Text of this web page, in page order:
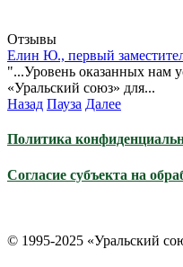
Отзывы
Елин Ю., первый
"...Уровень оказанных нам
«Уральский союз» для...
Назад Пауза Далее
Политика
Согласие субъекта на
© 1995-2025 «Уральский